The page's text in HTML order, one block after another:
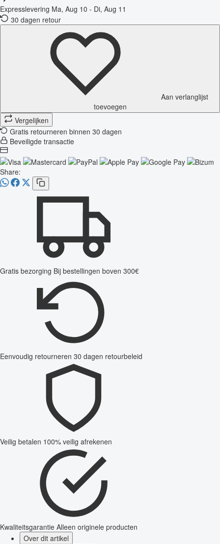
Expresslevering Ma, Aug 10 - Di, Aug 11
30 dagen retour
Aan verlanglijst
toevoegen
Vergelijken
Gratis retourneren binnen 30 dagen
Beveiligde transactie
Share:
Gratis bezorging Bij bestellingen boven 300€
Eenvoudig retourneren 30 dagen retourbeleid
Veilig betalen 100% veilig afrekenen
Kwaliteitsgarantie Alleen originele producten
Over dit artikel